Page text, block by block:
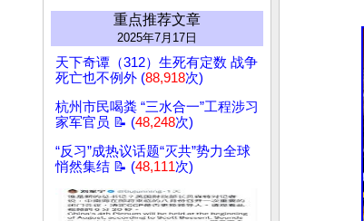
重点推荐文章
2025年7月17日
天下奇谭（312）生死有定数 战争
死亡也不例外 (88,918次)
杭州市民喝粪 “三水合一”工程涉习
家军官员 📝 (48,248次)
“反习”成热议话题“灭共”势力全球
悄然集结 📝 (48,111次)